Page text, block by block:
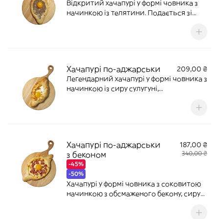
Відкритий хачапурі у формі човника з
начинкою із телятини. Подається зі
Хачапурі по-аджарськи
209,00 ₴
Легендарний хачапурі у формі човника з
начинкою із сиру сулугуні,
Хачапурі по-аджарськи
з беконом
-45%
-50%
187,00 ₴
340,00 ₴
Хачапурі у формі човника з соковитою
начинкою з обсмаженого бекону, сиру